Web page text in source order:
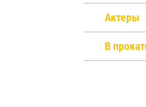
Актеры
В